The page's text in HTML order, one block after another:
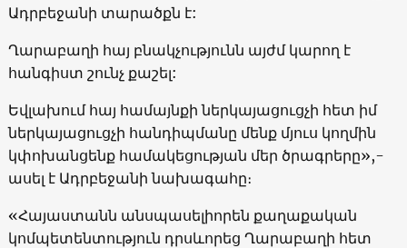
Ադրբեջանի տարածքն է:
Ղարաբաղի հայ բնակչությունն այժմ կարող է
հանգիստ շունչ քաշել:
Եվլախում հայ համայնքի ներկայացուցչի հետ իմ
ներկայացուցչի հանդիպմանը մենք մյուս կողմին
կփոխանցենք համակեցության մեր ծրագրերը»,-
ասել է Ադրբեջանի նախագահը։
«Հայաստանն անսպասելիորեն քաղաքական
կոմպետենտություն դրսևորեց Ղարաբաղի հետ